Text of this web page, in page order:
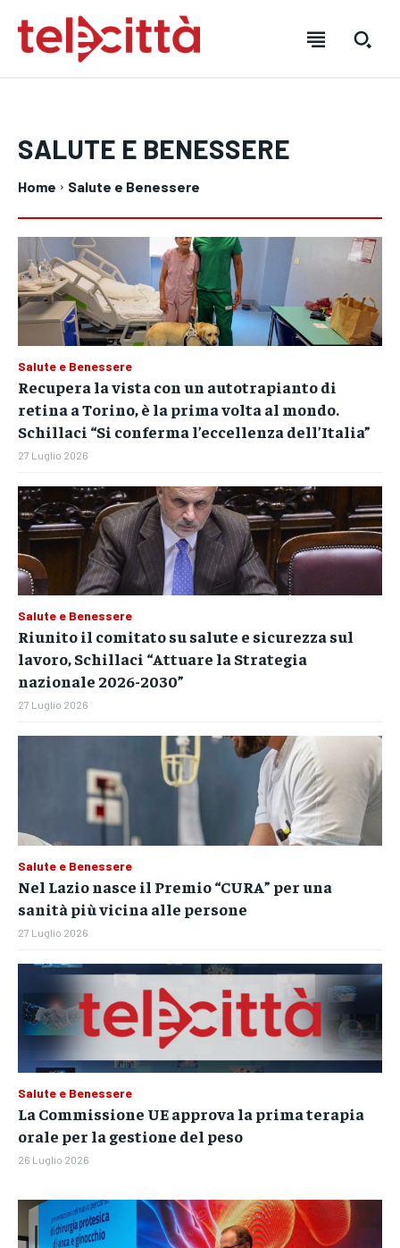
HOME
DIRETTA TELECITTÀ
DIRETTE RADIO
NOTIZIE
CRONACA
VENETO
POLITICA
ECONOMIA
GRUPPO
CONTATTI
HOME
DIRETTA TELECITTÀ
DIRETTE RADIO
NOTIZIE
CRONACA
VENETO
POLITICA
ECONOMIA
SPORT
GRUPPO
CONTATTI
HOME
DIRETTA TELECITTÀ
DIRETTE RADIO
NOTIZIE
CRONACA
VENETO
POLITICA
ECONOMIA
SPORT
GRUPPO
CONTATTI
SALUTE E BENESSERE
Home Salute e Benessere
Salute e Benessere
Recupera la vista con un autotrapianto di
retina a Torino, è la prima volta al mondo.
Schillaci “Si conferma l’eccellenza dell’Italia”
27 Luglio 2026
Salute e Benessere
Riunito il comitato su salute e sicurezza sul
lavoro, Schillaci “Attuare la Strategia
nazionale 2026-2030”
27 Luglio 2026
Salute e Benessere
Nel Lazio nasce il Premio “CURA” per una
sanità più vicina alle persone
27 Luglio 2026
Salute e Benessere
La Commissione UE approva la prima terapia
orale per la gestione del peso
26 Luglio 2026